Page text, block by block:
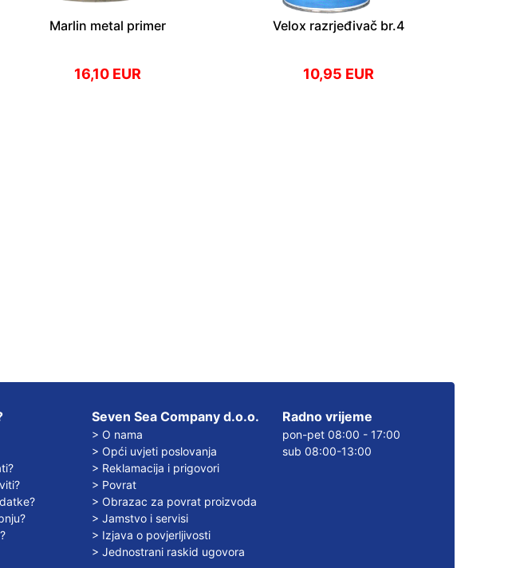
Marlin metal primer
16,10 EUR
Velox razrjeđivač br.4
10,95 EUR
Seven Sea Company d.o.o.
> O nama
> Opći uvjeti poslovanja
> Reklamacija i prigovori
> Povrat
> Obrazac za povrat proizvoda
> Jamstvo i servisi
> Izjava o povjerljivosti
> Jednostrani raskid ugovora
Radno vrijeme
pon-pet 08:00 - 17:00
sub 08:00-13:00